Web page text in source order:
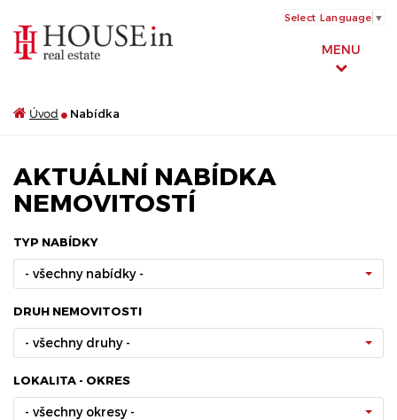
MENU
Select Language ▼
Úvod Nabídka
AKTUÁLNÍ NABÍDKA
NEMOVITOSTÍ
TYP NABÍDKY
- všechny nabídky -
DRUH NEMOVITOSTI
- všechny druhy -
LOKALITA - OKRES
- všechny okresy -